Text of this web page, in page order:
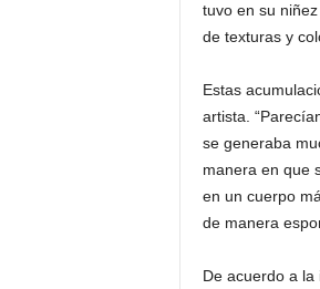
tuvo en su
de texturas y
Estas
artista.
se generaba
manera en que
en un cuerpo
de manera
De acuerdo a